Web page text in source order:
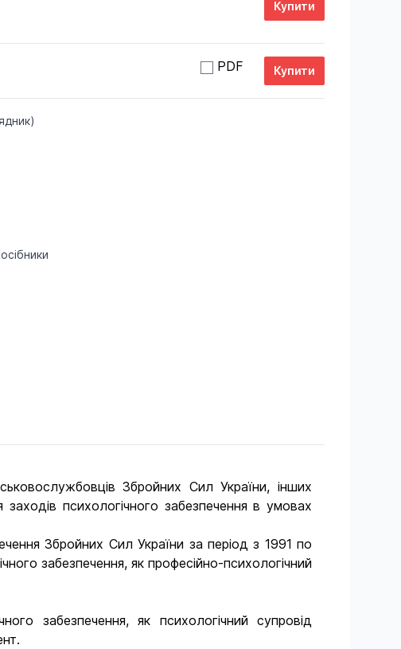
PDF
Збройних Сил України, інших
психологічного забезпечення в умовах
Збройних Сил України за період з 1991 по
забезпечення, як професійно-психологічний
забезпечення, як психологічний супровід